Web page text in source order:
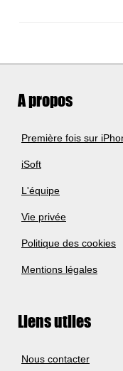
A propos
Première fois sur
iSoft
L'équipe
Vie privée
Politique des cookies
Mentions légales
Liens utiles
Nous contacter